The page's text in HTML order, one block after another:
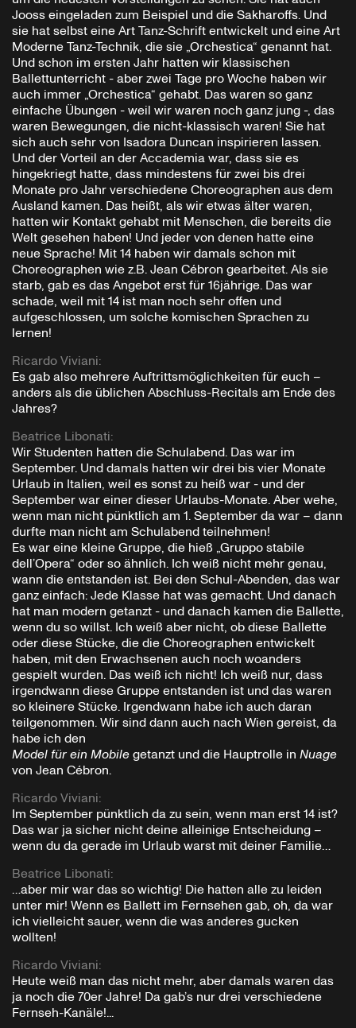
Jooss eingeladen zum Beispiel und die Sakharoffs. Und
sie hat selbst eine Art Tanz-Schrift entwickelt und eine Art
Moderne Tanz-Technik, die sie „Orchestica“ genannt hat.
Und schon im ersten Jahr hatten wir klassischen
Ballettunterricht - aber zwei Tage pro Woche haben wir
auch immer „Orchestica“ gehabt. Das waren so ganz
einfache Übungen - weil wir waren noch ganz jung -, das
waren Bewegungen, die nicht-klassisch waren! Sie hat
sich auch sehr von Isadora Duncan inspirieren lassen.
Und der Vorteil an der Accademia war, dass sie es
hingekriegt hatte, dass mindestens für zwei bis drei
Monate pro Jahr verschiedene Choreographen aus dem
Ausland kamen. Das heißt, als wir etwas älter waren,
hatten wir Kontakt gehabt mit Menschen, die bereits die
Welt gesehen haben! Und jeder von denen hatte eine
neue Sprache! Mit 14 haben wir damals schon mit
Choreographen wie z.B. Jean Cébron gearbeitet. Als sie
starb, gab es das Angebot erst für 16jährige. Das war
schade, weil mit 14 ist man noch sehr offen und
aufgeschlossen, um solche komischen Sprachen zu
lernen!
Ricardo Viviani:
Es gab also mehrere Auftrittsmöglichkeiten für euch –
anders als die üblichen Abschluss-Recitals am Ende des
Jahres?
Beatrice Libonati:
Wir Studenten hatten die Schulabend. Das war im
September. Und damals hatten wir drei bis vier Monate
Urlaub in Italien, weil es sonst zu heiß war - und der
September war einer dieser Urlaubs-Monate. Aber wehe,
wenn man nicht pünktlich am 1. September da war – dann
durfte man nicht am Schulabend teilnehmen!
Es war eine kleine Gruppe, die hieß „Gruppo stabile
dell’Opera“ oder so ähnlich. Ich weiß nicht mehr genau,
wann die entstanden ist. Bei den Schul-Abenden, das war
ganz einfach: Jede Klasse hat was gemacht. Und danach
hat man modern getanzt - und danach kamen die Ballette,
wenn du so willst. Ich weiß aber nicht, ob diese Ballette
oder diese Stücke, die die Choreographen entwickelt
haben, mit den Erwachsenen auch noch woanders
gespielt wurden. Das weiß ich nicht! Ich weiß nur, dass
irgendwann diese Gruppe entstanden ist und das waren
so kleinere Stücke. Irgendwann habe ich auch daran
teilgenommen. Wir sind dann auch nach Wien gereist, da
habe ich den
Model für ein Mobilegetanzt und die Hauptrolle in Nuage
von Jean Cébron.
Ricardo Viviani:
Im September pünktlich da zu sein, wenn man erst 14 ist?
Das war ja sicher nicht deine alleinige Entscheidung –
wenn du da gerade im Urlaub warst mit deiner Familie…
Beatrice Libonati:
…aber mir war das so wichtig! Die hatten alle zu leiden
unter mir! Wenn es Ballett im Fernsehen gab, oh, da war
ich vielleicht sauer, wenn die was anderes gucken
wollten!
Ricardo Viviani:
Heute weiß man das nicht mehr, aber damals waren das
ja noch die 70er Jahre! Da gab’s nur drei verschiedene
Fernseh-Kanäle!...